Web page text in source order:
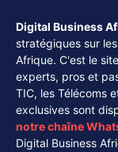
Digital Business
stratégiques sur
Afrique. C'est le
experts, pros et
TIC, les Télécoms
exclusives sont
notre chaîne
Digital Business